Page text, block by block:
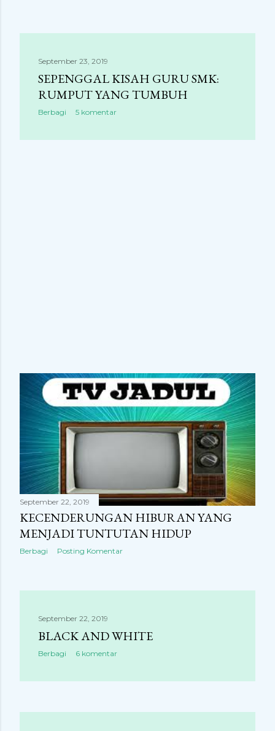
September 23, 2019
SEPENGGAL KISAH GURU SMK:
RUMPUT YANG TUMBUH
Berbagi 5 komentar
September 22, 2019
KECENDERUNGAN HIBURAN YANG
MENJADI TUNTUTAN HIDUP
Berbagi Posting Komentar
September 22, 2019
BLACK AND WHITE
Berbagi 6 komentar